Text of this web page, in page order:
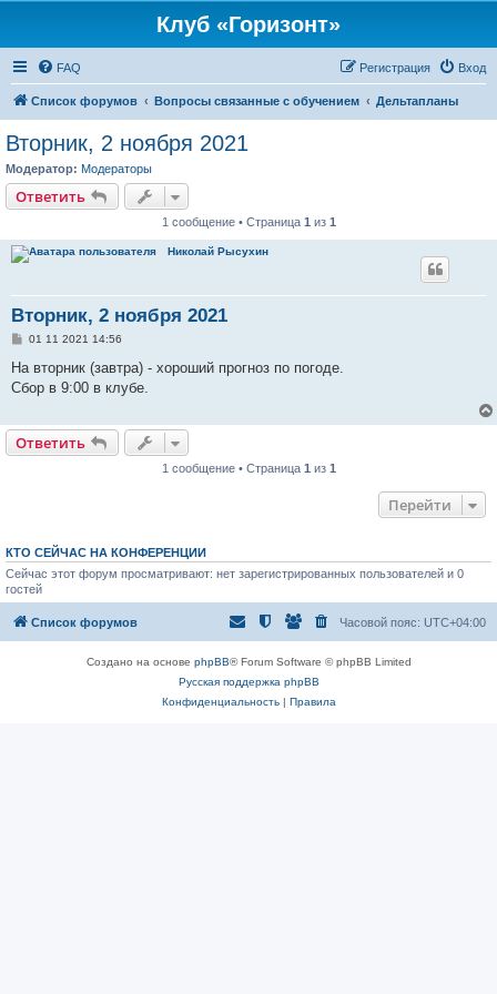
Клуб «Горизонт»
FAQ Вход
Регистрация
Список форумов Вопросы связанные с обучением Дельтапланы
Вторник, 2 ноября 2021
Модератор: Модераторы
Ответить
1 сообщение • Страница 1 из 1
Николай Рысухин
Вторник, 2 ноября 2021
С
о
щ
и
е
01 11 2021 14:56
На вторник (завтра) - хороший прогноз по погоде.
Сбор в 9:00 в клубе.
Ответить
1 сообщение • Страница 1 из 1
Перейти
КТО СЕЙЧАС НА КОНФЕРЕНЦИИ
Сейчас этот форум просматривают: нет зарегистрированных пользователей и 0
гостей
Список форумов Часовой пояс: UTC+04:00
Создано на основе phpBB® Forum Software © phpBB Limited
Русская поддержка phpBB
Конфиденциальность| Правила